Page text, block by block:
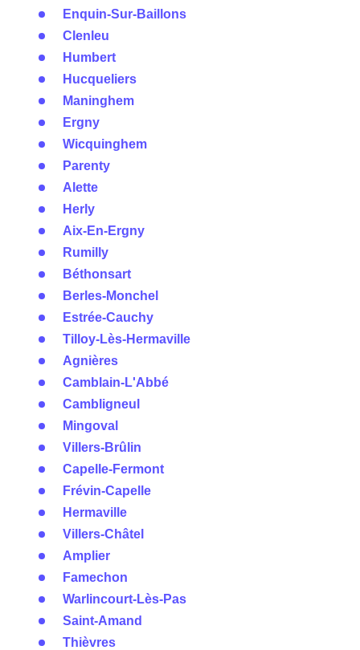
Enquin-Sur-Baillons
Clenleu
Humbert
Hucqueliers
Maninghem
Ergny
Wicquinghem
Parenty
Alette
Herly
Aix-En-Ergny
Rumilly
Béthonsart
Berles-Monchel
Estrée-Cauchy
Tilloy-Lès-Hermaville
Agnières
Camblain-L'Abbé
Cambligneul
Mingoval
Villers-Brûlin
Capelle-Fermont
Frévin-Capelle
Hermaville
Villers-Châtel
Amplier
Famechon
Warlincourt-Lès-Pas
Saint-Amand
Thièvres